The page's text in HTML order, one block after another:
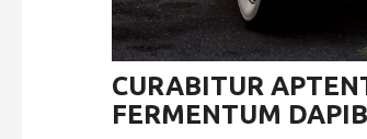
CURABITUR
FERMENTUM